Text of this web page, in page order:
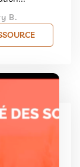
B.